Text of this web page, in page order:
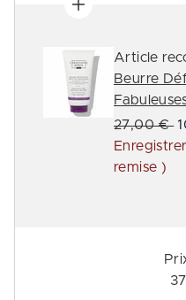
Article
Beurre
Prix de
27,00 €
remise )